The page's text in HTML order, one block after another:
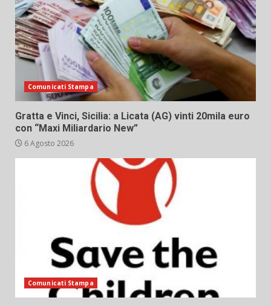
Comunicati Stampa
Gratta e Vinci, Sicilia: a Licata (AG) vinti 20mila euro
con “Maxi Miliardario New”
6 Agosto 2026
Comunicati Stampa